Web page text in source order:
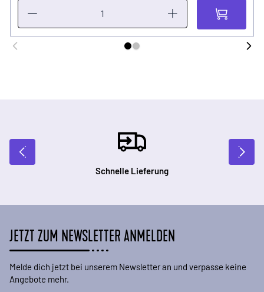
Schnelle Lieferung
JETZT ZUM NEWSLETTER ANMELDEN
Melde dich jetzt bei unserem Newsletter an und verpasse keine
Angebote mehr.